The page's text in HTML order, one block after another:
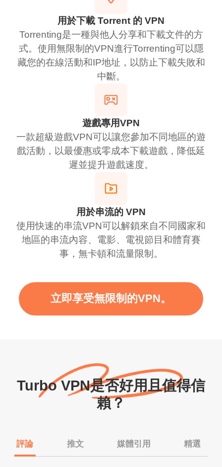
用於下載 Torrent 的 VPN
Torrenting是一種與他人分享和下載文件的方
式。使用無限制的VPN進行Torrenting可以隱
藏您的在線活動和IP地址，以防止下載失敗和
中斷。
遊戲專用VPN
一款超級遊戲VPN可以讓您參加不同地區的遊
戲活動，以最優惠或零成本下載遊戲，降低延
遲並提升遊戲速度。
用於串流的 VPN
使用快速的串流VPN可以解鎖來自不同國家和
地區的串流內容、電影、電視節目和體育賽
事，無卡頓和流量限制。
立即享受無限制的VPN。
Turbo VPN是否好用且值得信
賴？
評論 推文 媒體引用 精選